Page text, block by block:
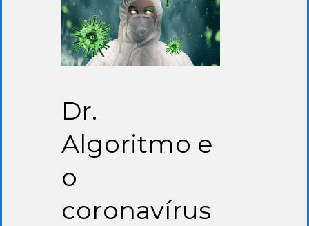
Dr.
Algoritmo e
o
coronavírus